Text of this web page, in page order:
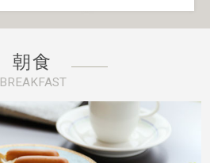
朝食
BREAKFAST